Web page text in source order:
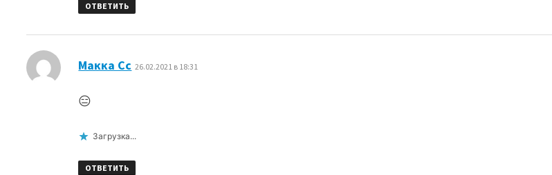
ОТВЕТИТЬ
Макка Сс 26.02.2021 в 18:31
😑
Загрузка...
ОТВЕТИТЬ